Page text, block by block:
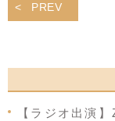
PREV
【ラジオ出演